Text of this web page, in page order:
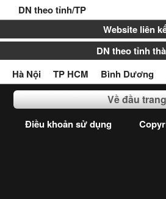
DN theo tỉnh/TP
Website liên
DN theo tỉnh
Hà Nội
TP HCM Bình Dương
Về đầu trang
Điều khoản sử dụng